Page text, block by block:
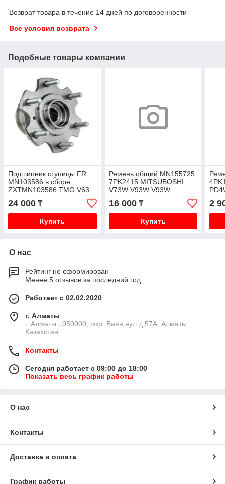
Возврат товара в течение 14 дней по договоренности
Все условия возврата
Подобные товары компании
Подшипник ступицы FR
MN103586 в сборе
ZXTMN103586 TMG V63
V73 V75 V77 V78 V83 V93
V95 V97 V98
24 000 ₸
Купить
Ремень общий MN155725
7PK2415 MITSUBOSHI
V73W V93W V93W
16 000₸
Купить
2
О нас
Рейтинг не сформирован
Менее 5 отзывов за последний год
Работает с 02.02.2020
г. Алматы
г. Алматы , 050000, мкр. Баян аул д.57А, Алматы,
Казахстан
Контакты
Сегодня работает с 09:00 до 18:00
Показать весь график работы
О нас
Контакты
Доставка и оплата
График работы